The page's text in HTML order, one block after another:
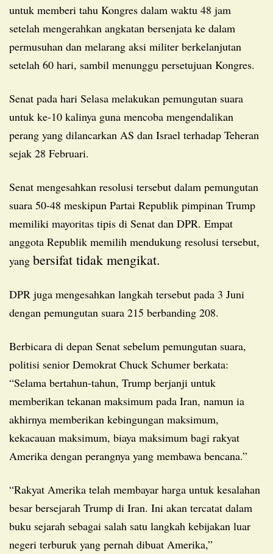
untuk memberi tahu Kongres dalam waktu 48 jam
setelah mengerahkan angkatan bersenjata ke dalam
permusuhan dan melarang aksi militer berkelanjutan
setelah 60 hari, sambil menunggu persetujuan Kongres.
Senat pada hari Selasa melakukan pemungutan suara
untuk ke-10 kalinya guna mencoba mengendalikan
perang yang dilancarkan AS dan Israel terhadap Teheran
sejak 28 Februari.
Senat mengesahkan resolusi tersebut dalam pemungutan
suara 50-48 meskipun Partai Republik pimpinan Trump
memiliki mayoritas tipis di Senat dan DPR. Empat
anggota Republik memilih mendukung resolusi tersebut,
yang bersifat tidak mengikat.
DPR juga mengesahkan langkah tersebut pada 3 Juni
dengan pemungutan suara 215 berbanding 208.
Berbicara di depan Senat sebelum pemungutan suara,
politisi senior Demokrat Chuck Schumer berkata:
“Selama bertahun-tahun, Trump berjanji untuk
memberikan tekanan maksimum pada Iran, namun ia
akhirnya memberikan kebingungan maksimum,
kekacauan maksimum, biaya maksimum bagi rakyat
Amerika dengan perangnya yang membawa bencana.”
“Rakyat Amerika telah membayar harga untuk kesalahan
besar bersejarah Trump di Iran. Ini akan tercatat dalam
buku sejarah sebagai salah satu langkah kebijakan luar
negeri terburuk yang pernah dibuat Amerika,”